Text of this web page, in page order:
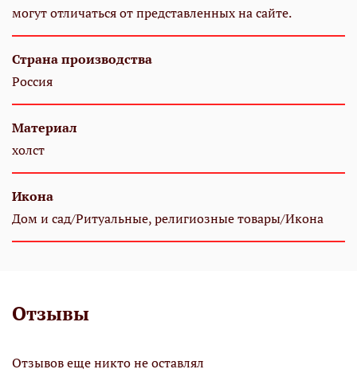
могут отличаться от представленных на сайте.
Страна производства
Россия
Материал
холст
Икона
Дом и сад/Ритуальные, религиозные товары/Икона
Отзывы
Отзывов еще никто не оставлял